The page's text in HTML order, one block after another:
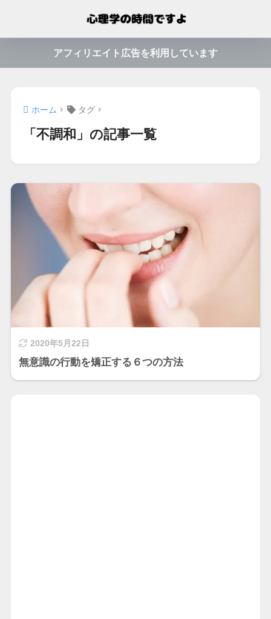
アフィリエイト広告を利用しています
ホーム タグ
「不調和」の記事一覧
2020年5月22日
無意識の行動を矯正する６つの方法